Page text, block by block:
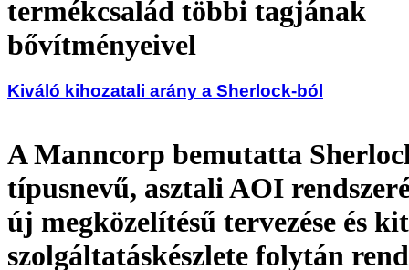
termékcsalád többi tagjának
bővítményeivel
Kiváló kihozatali arány a Sherlock-ból
A Manncorp bemutatta
típusnevű, asztali AOI
új megközelítésű tervezése és
szolgáltatáskészlete folytán